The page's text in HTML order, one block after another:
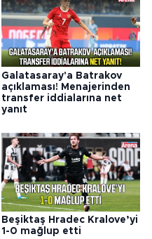
Galatasaray'a Batrakov
açıklaması! Menajerinden
transfer iddialarına net
yanıt
Beşiktaş Hradec Kralove’yi
1-0 mağlup etti